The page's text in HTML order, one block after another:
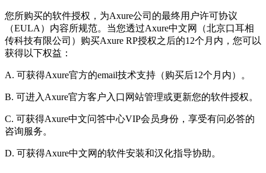
您所购买的软件授权，为Axure公司的最终用户许可协议
（EULA）内容所规范。当您透过Axure中文网（北京口耳相
传科技有限公司）购买Axure RP授权之后的12个月内，您可以
获得以下权益：
A. 可获得Axure官方的email技术支持（购买后12个月内）。
B. 可进入Axure官方客户入口网站管理或更新您的软件授权。
C. 可获得Axure中文问答中心VIP会员身份，享受有问必答的
咨询服务。
D. 可获得Axure中文网的软件安装和汉化指导协助。